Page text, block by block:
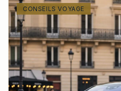
CONSEILS VOYAGE